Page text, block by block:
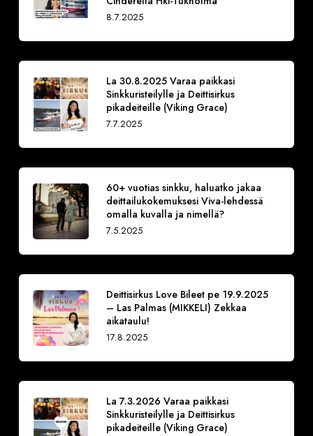
8.7.2025
La 30.8.2025 Varaa paikkasi
Sinkkuristeilylle ja Deittisirkus
pikadeiteille (Viking Grace)
7.7.2025
60+ vuotias sinkku, haluatko jakaa
deittailukokemuksesi Viva-lehdessä
omalla kuvalla ja nimellä?
7.5.2025
Deittisirkus Love Bileet pe 19.9.2025
– Las Palmas (MIKKELI) Zekkaa
aikataulu!
17.8.2025
La 7.3.2026 Varaa paikkasi
Sinkkuristeilylle ja Deittisirkus
pikadeiteille (Viking Grace)